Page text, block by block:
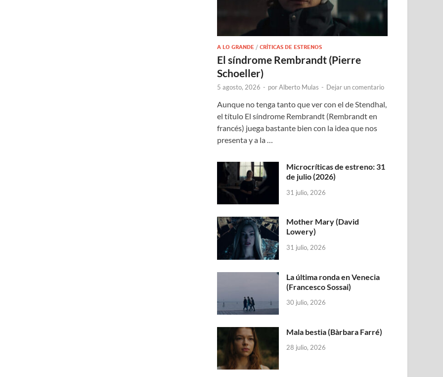
A LO GRANDE /CRÍTICAS DE ESTRENOS
El síndrome Rembrandt (Pierre
Schoeller)
5 agosto, 2026 - porAlberto Mulas - Dejar un comentario
Aunque no tenga tanto que ver con el de Stendhal,
el título El síndrome Rembrandt (Rembrandt en
francés) juega bastante bien con la idea que nos
presenta y a la …
Microcríticas de estreno: 31
de julio (2026)
31 julio, 2026
Mother Mary (David
Lowery)
31 julio, 2026
La última ronda en Venecia
(Francesco Sossai)
30 julio, 2026
Mala bestia (Bàrbara Farré)
28 julio, 2026